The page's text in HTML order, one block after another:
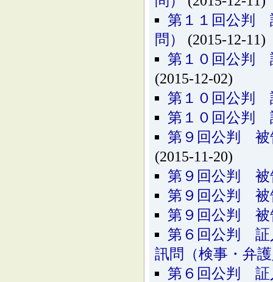
第１１回公判
問）
(2015-12-11)
第１０回公判
(2015-12-02)
第１０回公判
第１０回公判
第９回公判 被
(2015-11-20)
第９回公判 被
第９回公判 被
第９回公判 被
第６回公判 証
訊問（検事・弁
第６回公判 証